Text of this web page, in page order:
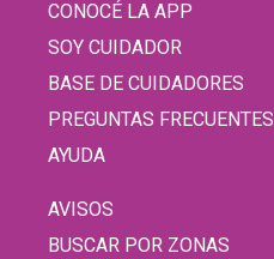
CONOCÉ LA APP
SOY CUIDADOR
BASE DE CUIDADORES
PREGUNTAS FRECUENTES
AYUDA
AVISOS
BUSCAR POR ZONAS